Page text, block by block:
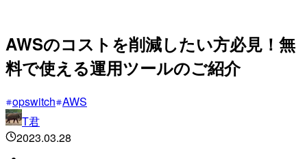
AWSのコストを削減したい方必見！無
料で使える運用ツールのご紹介
opswitch AWS
T君
2023.03.28